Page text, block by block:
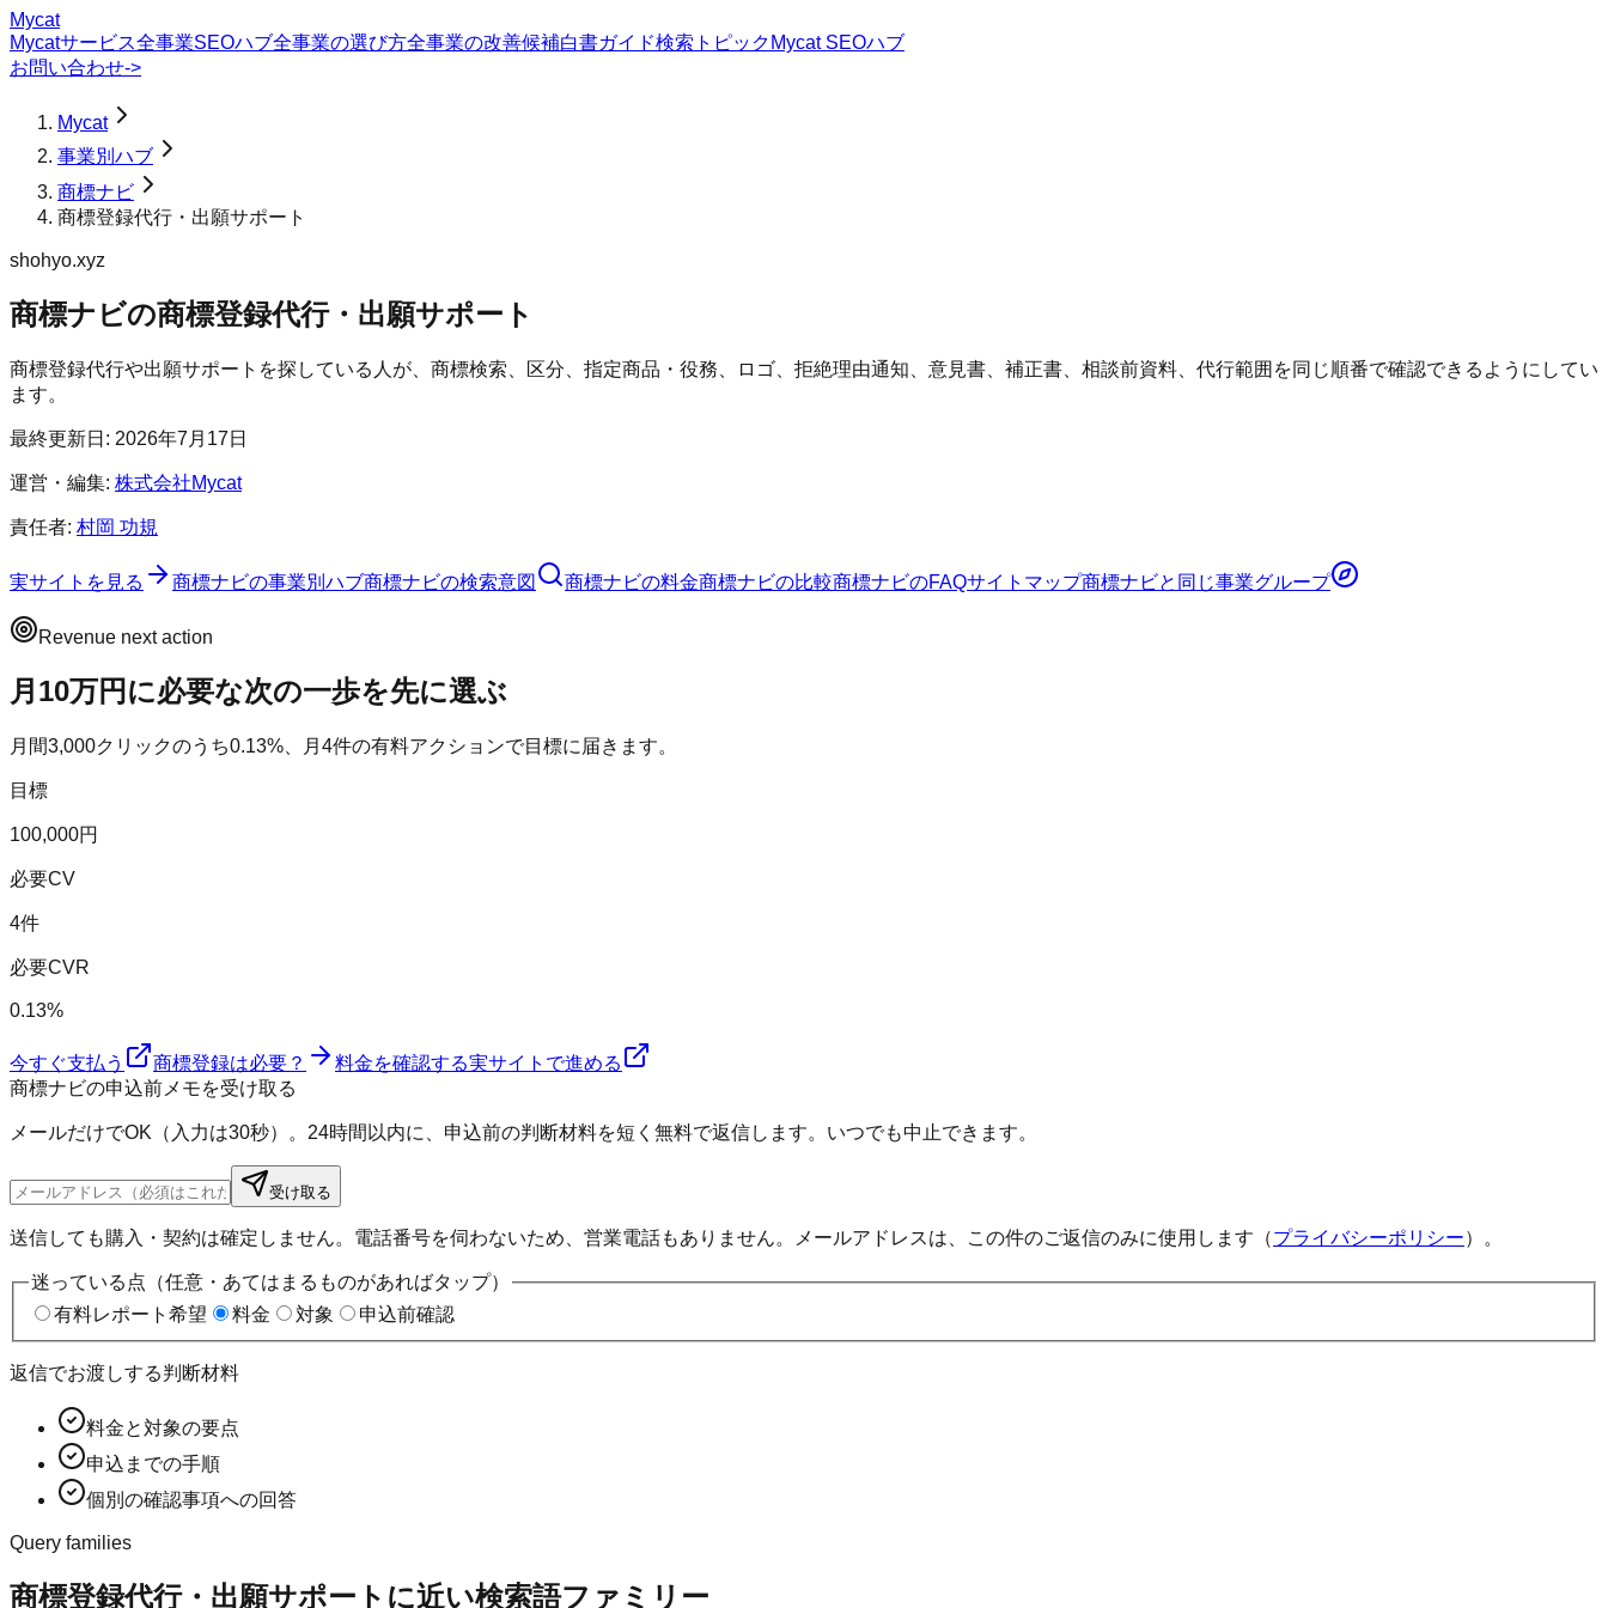
Mycat
Mycatサービス全事業SEOハブ全事業の選び方全事業の改善候補白書ガイド検索トピック Mycat SEOハブ
お問い合わせ->
Mycat
事業別ハブ
商標ナビ
商標登録代行・出願サポート
shohyo.xyz
商標ナビの商標登録代行・出願サポート
商標登録代行や出願サポートを探している人が、商標検索、区分、指定商品・役務、ロゴ、拒絶理由通知、意見書、補正書、相談前資料、代行範囲を同じ順番で確認できるようにしてい
ます。
最終更新日: 2026年7月17日
運営・編集: 株式会社Mycat
責任者: 村岡 功規
実サイトを見る 商標ナビの事業別ハブ商標ナビの検索意図 商標ナビの料金商標ナビの比較商標ナビのFAQサイトマップ商標ナビと同じ事業グループ
Revenue next action
月10万円に必要な次の一歩を先に選ぶ
月間3,000クリックのうち0.13%、月 4件の有料アクションで目標に届きます。
目標
100,000円
必要CV
4件
必要CVR
0.13%
今すぐ支払う 商標登録は必要？ 料金を確認する実サイトで進める
商標ナビの申込前メモを受け取る
メールだけでOK（入力は30秒）。24時間以内に、申込前の判断材料を短く無料で返信します。いつでも中止できます。
受け取る
送信しても購入・契約は確定しません。電話番号を伺わないため、営業電話もありません。メールアドレスは、この件のご返信のみに使用します（プライバシーポリシー）。
迷っている点（任意・あてはまるものがあればタップ）
有料レポート希望
料金 対象 申込前確認
返信でお渡しする判断材料
料金と対象の要点
申込までの手順
個別の確認事項への回答
Query families
商標登録代行・出願サポートに近い検索語ファミリー